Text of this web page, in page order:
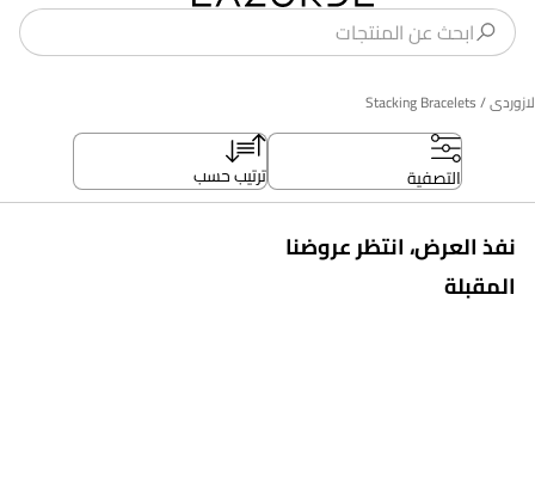
لازوردى/ Stacking Bracelets
التصفية ترتيب حسب
نفذ العرض، انتظر عروضنا
المقبلة